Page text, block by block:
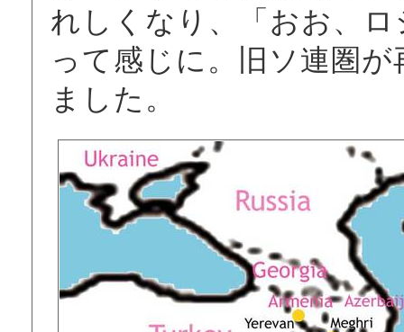
れしくなり、「おお、
って感じに。旧ソ連圏
ました。